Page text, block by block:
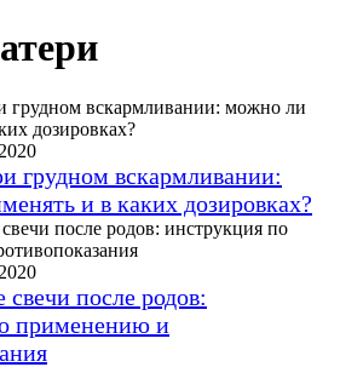
грудном вскармливании:
и в каких дозировках?
после родов:
применению и